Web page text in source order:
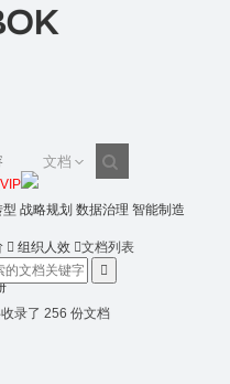
文档
搜
型 战略规划 数据治理 智能制造
 组织人效 文档列表

录了 256 份文档